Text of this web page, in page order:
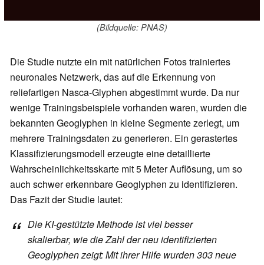
(Bildquelle: PNAS)
Die Studie nutzte ein mit natürlichen Fotos trainiertes
neuronales Netzwerk, das auf die Erkennung von
reliefartigen Nasca-Glyphen abgestimmt wurde. Da nur
wenige Trainingsbeispiele vorhanden waren, wurden die
bekannten Geoglyphen in kleine Segmente zerlegt, um
mehrere Trainingsdaten zu generieren. Ein gerastertes
Klassifizierungsmodell erzeugte eine detaillierte
Wahrscheinlichkeitsskarte mit 5 Meter Auflösung, um so
auch schwer erkennbare Geoglyphen zu identifizieren.
Das Fazit der Studie lautet:
Die KI-gestützte Methode ist viel besser
skalierbar, wie die Zahl der neu identifizierten
Geoglyphen zeigt: Mit ihrer Hilfe wurden 303 neue